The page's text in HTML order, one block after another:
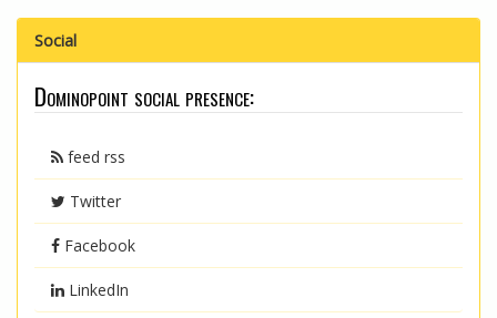
Social
Dominopoint social presence:
feed rss
Twitter
Facebook
LinkedIn